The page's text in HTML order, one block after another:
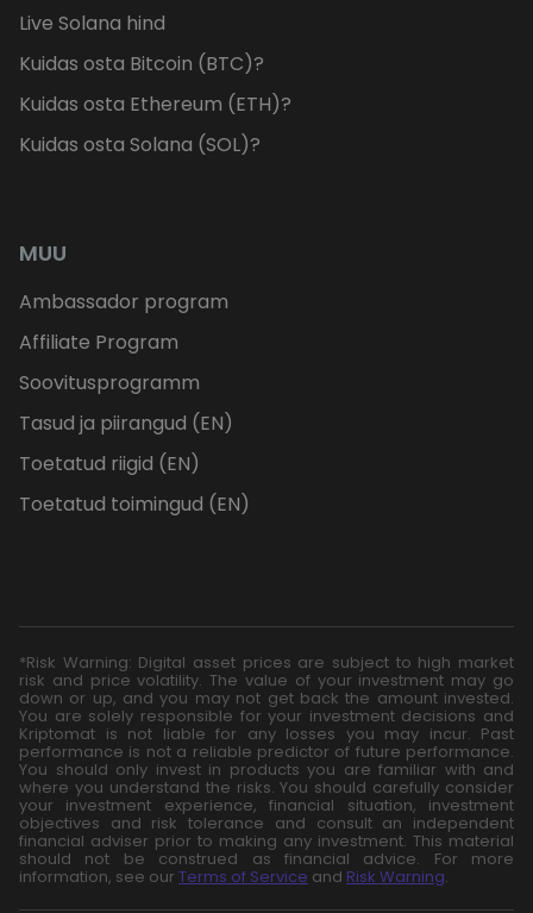
Live Solana hind
Kuidas osta Bitcoin (BTC)?
Kuidas osta Ethereum (ETH)?
Kuidas osta Solana (SOL)?
MUU
Ambassador program
Affiliate Program
Soovitusprogramm
Tasud ja piirangud (EN)
Toetatud riigid (EN)
Toetatud toimingud (EN)
*Risk Warning: Digital asset prices are subject to high market
risk and price volatility. The value of your investment may go
down or up, and you may not get back the amount invested.
You are solely responsible for your investment decisions and
Kriptomat is not liable for any losses you may incur. Past
performance is not a reliable predictor of future performance.
You should only invest in products you are familiar with and
where you understand the risks. You should carefully consider
your investment experience, financial situation, investment
objectives and risk tolerance and consult an independent
financial adviser prior to making any investment. This material
should not be construed as financial advice. For more
information, see our Terms of Service and Risk Warning.